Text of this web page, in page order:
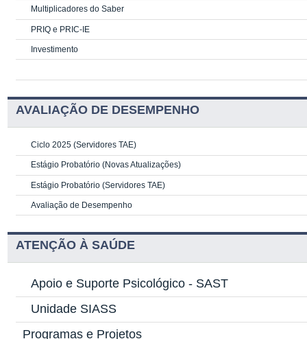
Multiplicadores do Saber
PRIQ e PRIC-IE
Investimento
AVALIAÇÃO DE DESEMPENHO
Ciclo 2025 (Servidores TAE)
Estágio Probatório (Novas Atualizações)
Estágio Probatório (Servidores TAE)
Avaliação de Desempenho
ATENÇÃO À SAÚDE
Apoio e Suporte Psicológico - SAST
Unidade SIASS
Programas e Projetos